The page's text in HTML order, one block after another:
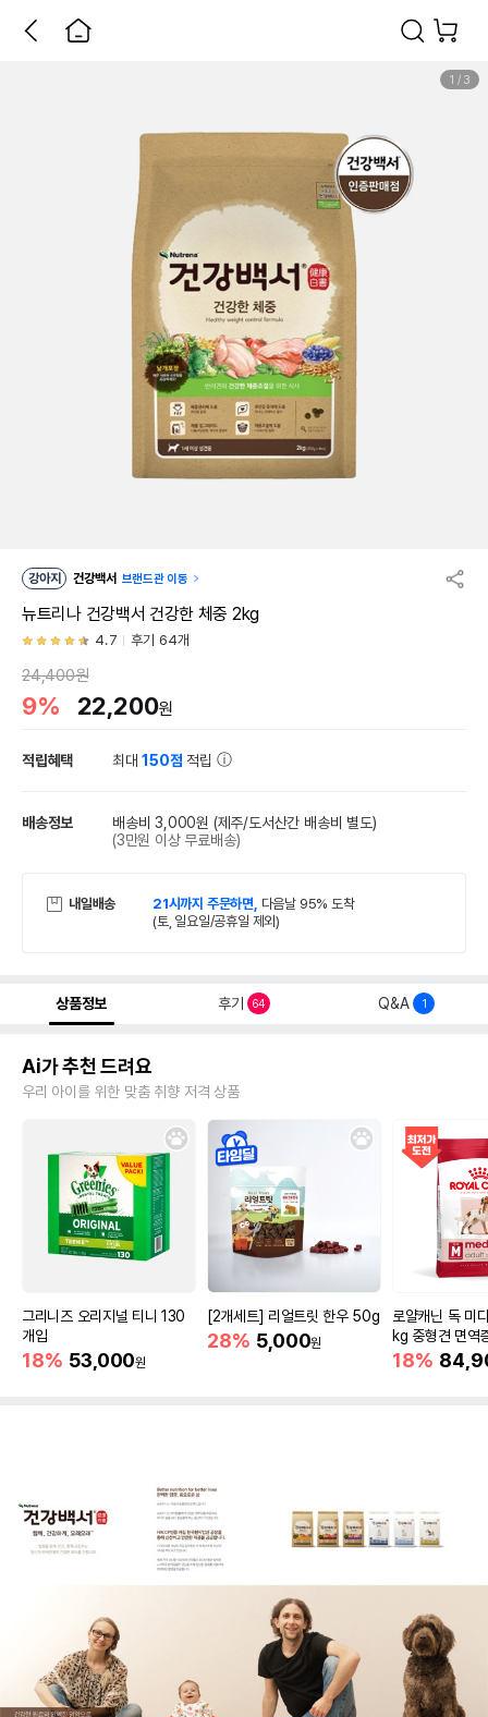
1 / 3
강아지 건강백서 브랜드관 이동
뉴트리나 건강백서 건강한 체중 2kg
4.7 후기 64개
24,400원
9% 22,200원
적립혜택 최대150점 적립
배송정보 배송비 3,000원 (제주/도서산간 배송비 별도)
(3만원 이상 무료배송)
내일배송 21시까지 주문하면, 다음날 95% 도착
(토, 일요일/공휴일 제외)
상품정보 후기 64 Q&A 1
Ai가 추천 드려요
우리 아이를 위한 맞춤 취향 저격 상품
그리니즈 오리지널 티니 130
개입
18% 53,000원
[2개세트] 리얼트릿 한우 50g
28% 5,000원
로얄캐닌 독 미
kg 중형견 면역
18%